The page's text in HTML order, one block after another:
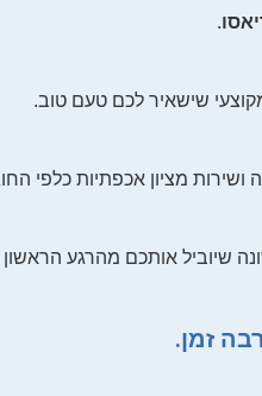
.
שישאיר לכם טעם טוב.
מציון אכפתיות כלפי
שיוביל אותכם מהרגע
זמן.